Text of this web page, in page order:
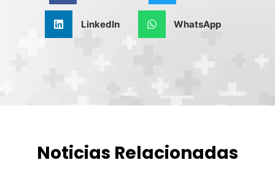
LinkedIn WhatsApp
Noticias Relacionadas